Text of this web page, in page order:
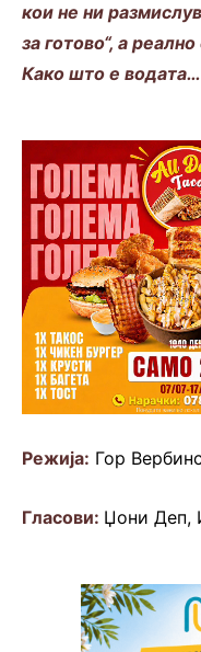
кои не ни
за готово“, а
Како што е водата…
Режија: Гор
Гласови: Џони Дeп,